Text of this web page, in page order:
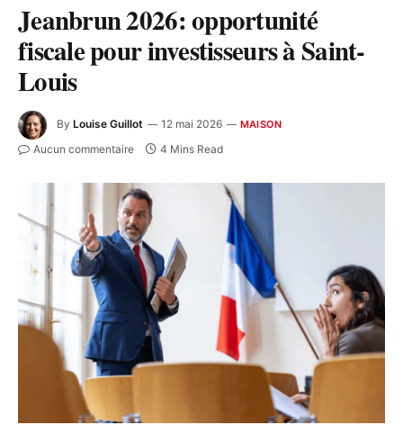
Jeanbrun 2026: opportunité
fiscale pour investisseurs à Saint-
Louis
By Louise Guillot 12 mai 2026 MAISON
Aucun commentaire 4 Mins Read